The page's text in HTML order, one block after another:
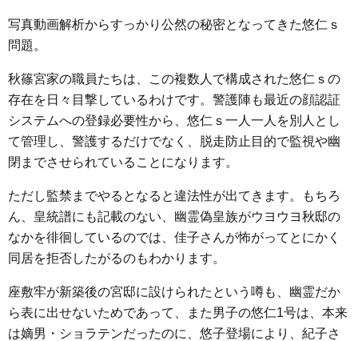
写真動画解析からすっかり公然の秘密となってきた悠仁ｓ
問題。
秋篠宮家の職員たちは、この複数人で構成された悠仁ｓの
存在を日々目撃しているわけです。警護陣も最近の顔認証
システムへの登録必要性から、悠仁ｓ一人一人を別人とし
て管理し、警護するだけでなく、脱走防止目的で監視や幽
閉までさせられていることになります。
ただし監禁までやるとなると違法性が出てきます。もちろ
ん、皇統譜にも記載のない、幽霊偽皇族がウヨウヨ秋邸の
なかを徘徊しているのでは、佳子さんが怖がってとにかく
同居を拒否したがるのもわかります。
座敷牢が新築後の宮邸に設けられたという噂も、幽霊だか
ら表に出せないためであって、また男子の悠仁1号は、本来
は嫡男・ショラテンだったのに、悠子登場により、紀子さ